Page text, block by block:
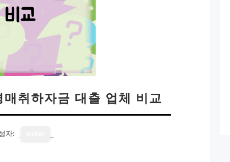
취하자금 대출 업체 비교
자: